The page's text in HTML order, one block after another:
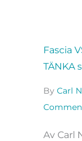
Fascia
TÄNKA
By Carl
Av Carl